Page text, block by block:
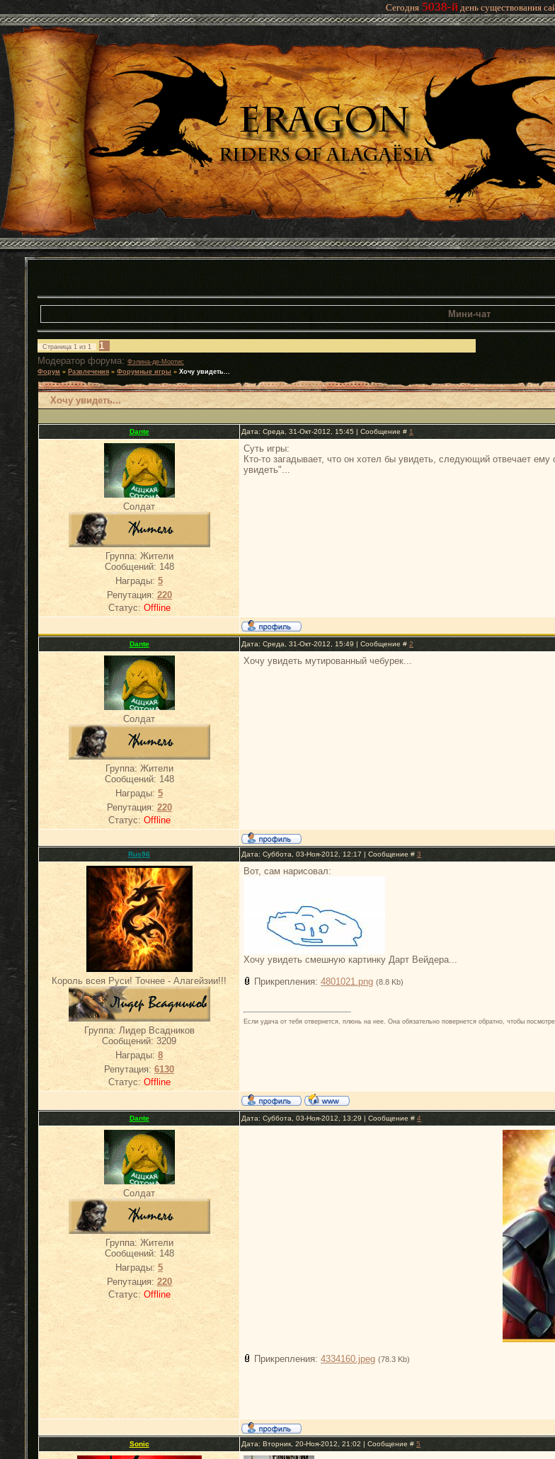
Сегодня 5038-й день существования
Мини-чат
Страница 1 из 1
1
Модератор форума: Фэлина-де-Мортис
Форум » Развлечения » Форумные игры » Хочу увидеть...
Хочу увидеть...
Dante Дата: Среда, 31-Окт-2012, 15:45 | Сообщение # 1
Солдат
Группа: Жители
Сообщений: 148
Награды: 5
Репутация: 220
Статус: Offline
Суть игры:
Кто-то загадывает, что он хотел бы увидеть, следующий отвечает
увидеть"...
Dante Дата: Среда, 31-Окт-2012, 15:49 | Сообщение # 2
Солдат
Группа: Жители
Сообщений: 148
Награды: 5
Репутация: 220
Статус: Offline
Хочу увидеть мутированный чебурек...
Rus96 Дата: Суббота, 03-Ноя-2012, 12:17 | Сообщение # 3
Король всея Руси! Точнее - Алагейзии!!!
Группа: Лидер Всадников
Сообщений: 3209
Награды: 8
Репутация: 6130
Статус: Offline
Вот, сам нарисовал:
Хочу увидеть смешную картинку Дарт Вейдера...
Прикрепления: 4801021.png (8.8 Kb)
Если удача от тебя отвернется, плюнь на нее. Она обязательно повернется обратно, чтобы
Dante Дата: Суббота, 03-Ноя-2012, 13:29 | Сообщение # 4
Солдат
Группа: Жители
Сообщений: 148
Награды: 5
Репутация: 220
Статус: Offline
Прикрепления: 4334160.jpeg (78.3 Kb)
Sonic Дата: Вторник, 20-Ноя-2012, 21:02 | Сообщение # 5